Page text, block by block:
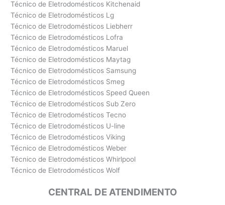
Técnico de Eletrodomésticos Kitchenaid
Técnico de Eletrodomésticos Lg
Técnico de Eletrodomésticos Liebherr
Técnico de Eletrodomésticos Lofra
Técnico de Eletrodomésticos Maruel
Técnico de Eletrodomésticos Maytag
Técnico de Eletrodomésticos Samsung
Técnico de Eletrodomésticos Smeg
Técnico de Eletrodomésticos Speed Queen
Técnico de Eletrodomésticos Sub Zero
Técnico de Eletrodomésticos Tecno
Técnico de Eletrodomésticos U-line
Técnico de Eletrodomésticos Viking
Técnico de Eletrodomésticos Weber
Técnico de Eletrodomésticos Whirlpool
Técnico de Eletrodomésticos Wolf
CENTRAL DE ATENDIMENTO